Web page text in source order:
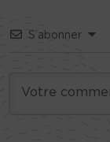
S’abonner